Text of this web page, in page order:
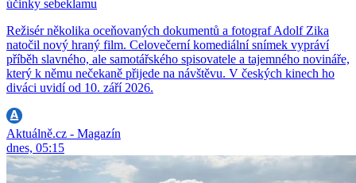
účinky sebeklamu
Režisér několika oceňovaných dokumentů a fotograf Adolf Zika
natočil nový hraný film. Celovečerní komediální snímek vypráví
příběh slavného, ale samotářského spisovatele a tajemného novináře,
který k němu nečekaně přijede na návštěvu. V českých kinech ho
diváci uvidí od 10. září 2026.
Aktuálně.cz - Magazín
dnes, 05:15